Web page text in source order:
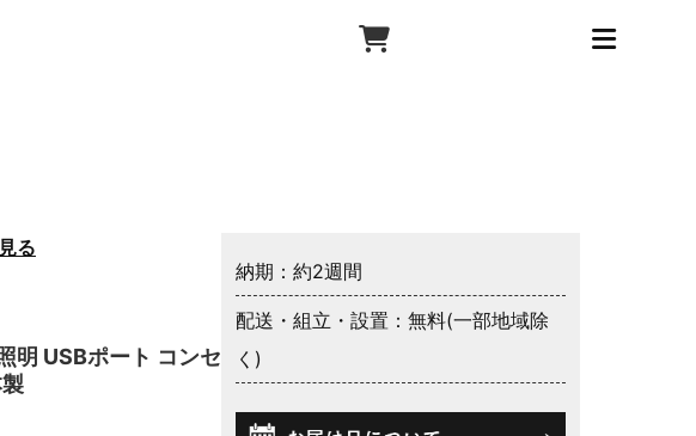
る
明 USBポート コンセン
納期：約2週間
配送・組立・設置：無料(一部地域除
く)